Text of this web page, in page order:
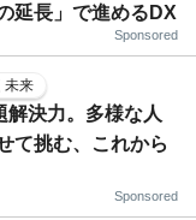
延長」で進めるDX
Sponsored
未来
解決力。多様な人
て挑む、これから
Sponsored